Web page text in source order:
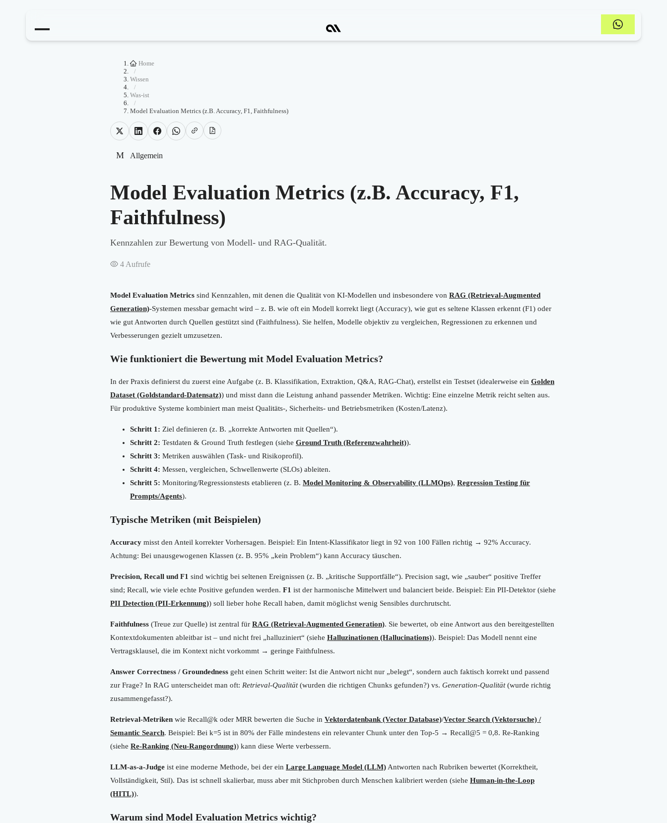
Home
/
Wissen
/
Was-ist
/
Model Evaluation Metrics (z.B. Accuracy, F1, Faithfulness)
M Allgemein
Model Evaluation Metrics (z.B. Accuracy, F1,
Faithfulness)
Kennzahlen zur Bewertung von Modell- und RAG-Qualität.
4 Aufrufe
Model Evaluation Metrics sind Kennzahlen, mit denen die Qualität von KI-Modellen und insbesondere von RAG (Retrieval-Augmented
Generation)-Systemen messbar gemacht wird – z. B. wie oft ein Modell korrekt liegt (Accuracy), wie gut es seltene Klassen erkennt (F1) oder
wie gut Antworten durch Quellen gestützt sind (Faithfulness). Sie helfen, Modelle objektiv zu vergleichen, Regressionen zu erkennen und
Verbesserungen gezielt umzusetzen.
Wie funktioniert die Bewertung mit Model Evaluation Metrics?
In der Praxis definierst du zuerst eine Aufgabe (z. B. Klassifikation, Extraktion, Q&A, RAG-Chat), erstellst ein Testset (idealerweise ein Golden
Dataset (Goldstandard-Datensatz)) und misst dann die Leistung anhand passender Metriken. Wichtig: Eine einzelne Metrik reicht selten aus.
Für produktive Systeme kombiniert man meist Qualitäts-, Sicherheits- und Betriebsmetriken (Kosten/Latenz).
Schritt 1: Ziel definieren (z. B. „korrekte Antworten mit Quellen“).
Schritt 2: Testdaten & Ground Truth festlegen (siehe Ground Truth (Referenzwahrheit)).
Schritt 3: Metriken auswählen (Task- und Risikoprofil).
Schritt 4: Messen, vergleichen, Schwellenwerte (SLOs) ableiten.
Schritt 5: Monitoring/Regressionstests etablieren (z. B. Model Monitoring & Observability (LLMOps), Regression Testing für
Prompts/Agents).
Typische Metriken (mit Beispielen)
Accuracy misst den Anteil korrekter Vorhersagen. Beispiel: Ein Intent-Klassifikator liegt in 92 von 100 Fällen richtig → 92% Accuracy.
Achtung: Bei unausgewogenen Klassen (z. B. 95% „kein Problem“) kann Accuracy täuschen.
Precision, Recall und F1 sind wichtig bei seltenen Ereignissen (z. B. „kritische Supportfälle“). Precision sagt, wie „sauber“ positive Treffer
sind; Recall, wie viele echte Positive gefunden werden. F1 ist der harmonische Mittelwert und balanciert beide. Beispiel: Ein PII-Detektor (siehe
PII Detection (PII-Erkennung)) soll lieber hohe Recall haben, damit möglichst wenig Sensibles durchrutscht.
Faithfulness (Treue zur Quelle) ist zentral für RAG (Retrieval-Augmented Generation). Sie bewertet, ob eine Antwort aus den bereitgestellten
Kontextdokumenten ableitbar ist – und nicht frei „halluziniert“ (siehe Halluzinationen (Hallucinations)). Beispiel: Das Modell nennt eine
Vertragsklausel, die im Kontext nicht vorkommt → geringe Faithfulness.
Answer Correctness / Groundedness geht einen Schritt weiter: Ist die Antwort nicht nur „belegt“, sondern auch faktisch korrekt und passend
zur Frage? In RAG unterscheidet man oft: Retrieval-Qualität(wurden die richtigen Chunks gefunden?) vs. Generation-Qualität(wurde richtig
zusammengefasst?).
Retrieval-Metriken wie Recall@k oder MRR bewerten die Suche in Vektordatenbank (Vector Database)/Vector Search (Vektorsuche) /
Semantic Search. Beispiel: Bei k=5 ist in 80% der Fälle mindestens ein relevanter Chunk unter den Top-5 → Recall@5 = 0,8. Re-Ranking
(siehe Re-Ranking (Neu-Rangordnung)) kann diese Werte verbessern.
LLM-as-a-Judge ist eine moderne Methode, bei der ein Large Language Model (LLM) Antworten nach Rubriken bewertet (Korrektheit,
Vollständigkeit, Stil). Das ist schnell skalierbar, muss aber mit Stichproben durch Menschen kalibriert werden (siehe Human-in-the-Loop
(HITL)).
Warum sind Model Evaluation Metrics wichtig?